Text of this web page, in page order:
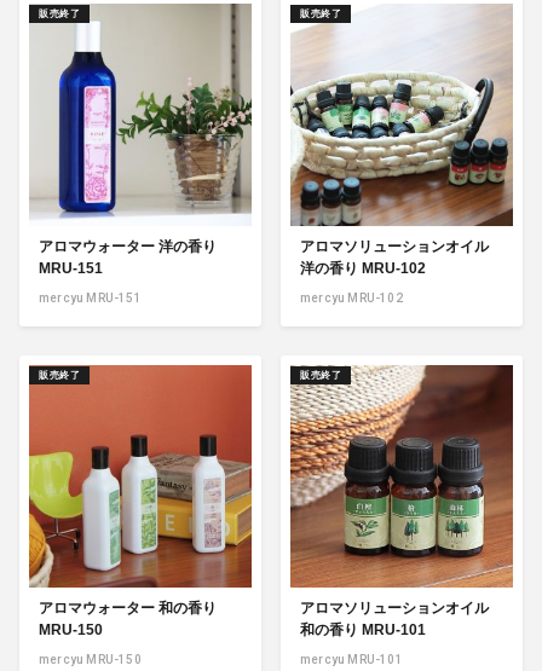
アロマウォーター 洋の香り
MRU-151
mercyu MRU-151
販売終了
アロマソリューションオイル
洋の香り MRU-102
mercyu MRU-102
販売終了
アロマウォーター 和の香り
MRU-150
mercyu MRU-150
販売終了
アロマソリューションオイル
和の香り MRU-101
mercyu MRU-101
販売終了